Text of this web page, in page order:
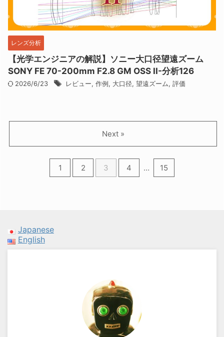
レンズ分析
【光学エンジニアの解説】ソニー大口径望遠ズーム
SONY FE 70-200mm F2.8 GM OSS II-分析126
2026/6/23 レビュー, 作例, 大口径, 望遠ズーム, 評価
1 2 3 4 … 15
Next »
Japanese
English